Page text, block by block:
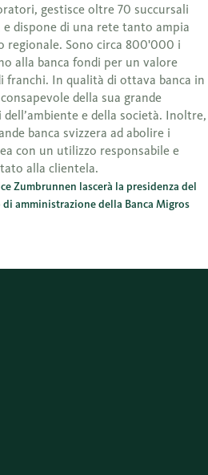
gestisce oltre 70 succursali
dispone di una rete tanto ampia
regionale. Sono circa 800'000 i
alla banca fondi per un valore
franchi. In qualità di ottava banca in
della sua grande
e della società. Inoltre,
banca svizzera ad abolire i
con un utilizzo responsabile e
alla clientela.
Zumbrunnen lascerà la presidenza del
amministrazione della Banca Migros